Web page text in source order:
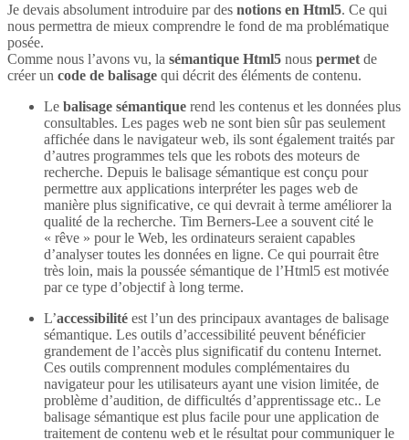
Je devais absolument introduire par des notions en Html5. Ce qui
nous permettra de mieux comprendre le fond de ma problématique
posée.
Comme nous l’avons vu, la sémantique Html5 nous permet de
créer un code de balisage qui décrit des éléments de contenu.
Le balisage sémantique rend les contenus et les données plus
consultables. Les pages web ne sont bien sûr pas seulement
affichée dans le navigateur web, ils sont également traités par
d’autres programmes tels que les robots des moteurs de
recherche. Depuis le balisage sémantique est conçu pour
permettre aux applications interpréter les pages web de
manière plus significative, ce qui devrait à terme améliorer la
qualité de la recherche. Tim Berners-Lee a souvent cité le
« rêve » pour le Web, les ordinateurs seraient capables
d’analyser toutes les données en ligne. Ce qui pourrait être
très loin, mais la poussée sémantique de l’Html5 est motivée
par ce type d’objectif à long terme.
L’accessibilité est l’un des principaux avantages de balisage
sémantique. Les outils d’accessibilité peuvent bénéficier
grandement de l’accès plus significatif du contenu Internet.
Ces outils comprennent modules complémentaires du
navigateur pour les utilisateurs ayant une vision limitée, de
problème d’audition, de difficultés d’apprentissage etc.. Le
balisage sémantique est plus facile pour une application de
traitement de contenu web et le résultat pour communiquer le